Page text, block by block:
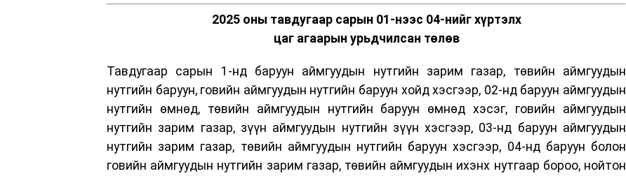
2025 оны тавдугаар сарын 01-нээс 04-нийг хүртэлх
цаг агаарын урьдчилсан төлөв
Тавдугаар сарын 1-нд баруун аймгуудын нутгийн зарим газар, төвийн аймгуудын
нутгийн баруун, говийн аймгуудын нутгийн баруун хойд хэсгээр, 02-нд баруун аймгуудын
нутгийн өмнөд, төвийн аймгуудын нутгийн баруун өмнөд хэсэг, говийн аймгуудын
нутгийн зарим газар, зүүн аймгуудын нутгийн зүүн хэсгээр, 03-нд баруун аймгуудын
нутгийн зарим газар, төвийн аймгуудын нутгийн баруун хэсгээр, 04-нд баруун болон
говийн аймгуудын нутгийн зарим газар, төвийн аймгуудын ихэнх нутгаар бороо, нойтон